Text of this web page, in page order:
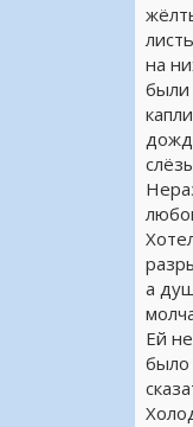
на
были
капли
а
Ей
было